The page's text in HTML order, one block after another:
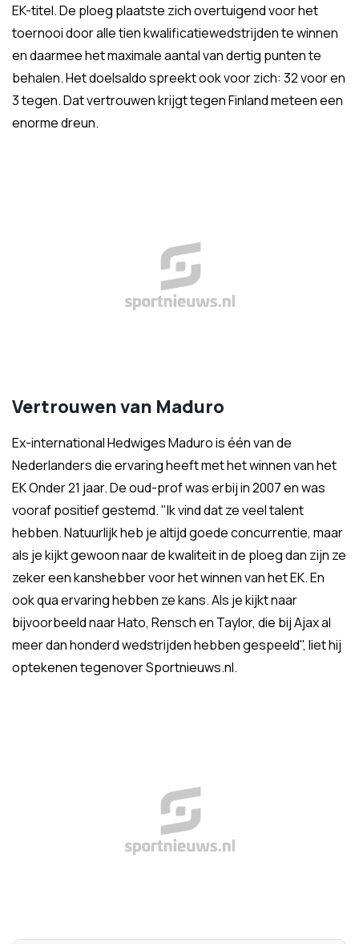
EK-titel. De ploeg plaatste zich overtuigend voor het
toernooi door alle tien kwalificatiewedstrijden te winnen
en daarmee het maximale aantal van dertig punten te
behalen. Het doelsaldo spreekt ook voor zich: 32 voor en
3 tegen. Dat vertrouwen krijgt tegen Finland meteen een
enorme dreun.
Vertrouwen van Maduro
Ex-international Hedwiges Maduro is één van de
Nederlanders die ervaring heeft met het winnen van het
EK Onder 21 jaar. De oud-prof was erbij in 2007 en was
vooraf positief gestemd. "Ik vind dat ze veel talent
hebben. Natuurlijk heb je altijd goede concurrentie, maar
als je kijkt gewoon naar de kwaliteit in de ploeg dan zijn ze
zeker een kanshebber voor het winnen van het EK. En
ook qua ervaring hebben ze kans. Als je kijkt naar
bijvoorbeeld naar Hato, Rensch en Taylor, die bij Ajax al
meer dan honderd wedstrijden hebben gespeeld", liet hij
optekenen tegenover Sportnieuws.nl.